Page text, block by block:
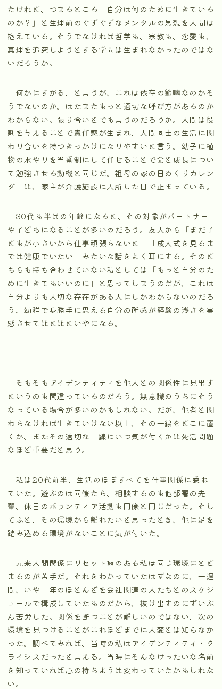
たけれど、つまるところ「自分は何のために生きている
のか？」と生理前のぐずぐずなメンタルの思想を人間は
抱えている。そうでなければ哲学も、宗教も、恋愛も、
真理を追究しようとする学問は生まれなかったのではな
いだろうか。
何かにすがる、と言うが、これは依存の範疇なのかそ
うでないのか。はたまたもっと適切な呼び方があるのか
わからない。張り合いとでも言うのだろうか。人間は役
割を与えることで責任感が生まれ、人間同士の生活に関
わり合いを持つきっかけになりやすいと言う。幼子に植
物の水やりを当番制にして任せることで命と成長につい
て勉強させる動機と同じだ。祖母の家の日めくりカレン
ダーは、家主が介護施設に入所した日で止まっている。
30代も半ばの年齢になると、その対象がパートナー
や子どもになることが多いのだろう。友人から「まだ子
どもが小さいから仕事頑張らないと」「成人式を見るま
では健康でいたい」みたいな話をよく耳にする。そのど
ちらも持ち合わせていない私としては「もっと自分のた
めに生きてもいいのに」と思ってしまうのだが、これは
自分よりも大切な存在がある人にしかわからないのだろ
う。幼稚で身勝手に思える自分の所感が経験の浅さを実
感させてほとほといやになる。
そもそもアイデンティティを他人との関係性に見出す
というのも間違っているのだろう。無意識のうちにそう
なっている場合が多いのかもしれない。だが、他者と関
わらなければ生きていけない以上、その一線をどこに置
くか、またその適切な一線にいつ気が付くかは死活問題
なほど重要だと思う。
私は20代前半、生活のほぼすべてを仕事関係に委ね
ていた。遊ぶのは同僚たち、相談するのも他部署の先
輩、休日のボランティア活動も同僚と同じだった。そし
てふと、その環境から離れたいと思ったとき、他に足を
踏み込める環境がないことに気が付いた。
元来人間関係にリセット癖のある私は同じ環境にとど
まるのが苦手だ。それをわかっていたはずなのに、一週
間、いや一年のほとんどを会社関連の人たちとのスケジ
ュールで構成していたものだから、抜け出すのにずいぶ
ん苦労した。関係を断つことが難しいのではない、次の
環境を見つけることがこれほどまでに大変とは知らなか
った。調べてみれば、当時の私はアイデンティティ・ク
ライシスだったと言える。当時にそんなけったいな名前
を知っていれば心の持ちようは変わっていたかもしれな
い。